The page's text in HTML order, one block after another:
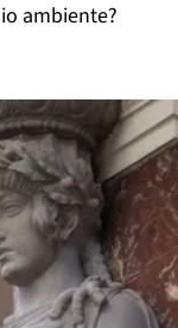
ambiente?